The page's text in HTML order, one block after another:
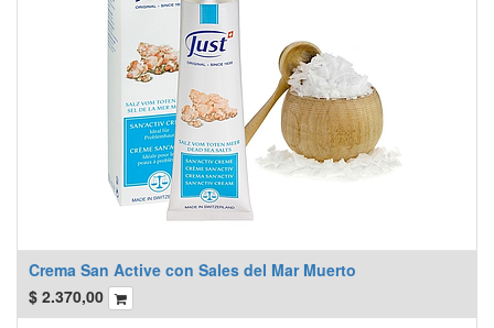
Crema San Active con Sales del Mar Muerto
$ 2.370,00